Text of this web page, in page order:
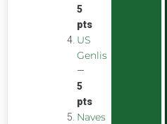
5
pts
US
Genlis
—
5
pts
Naves